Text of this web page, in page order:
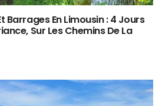
Barrages En Limousin : 4 Jours
Sur Les Chemins De La